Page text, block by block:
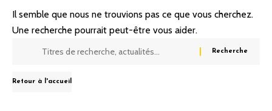
Il semble que nous ne trouvions pas ce que vous cherchez.
Une recherche pourrait peut-être vous aider.
Retour à l'accueil